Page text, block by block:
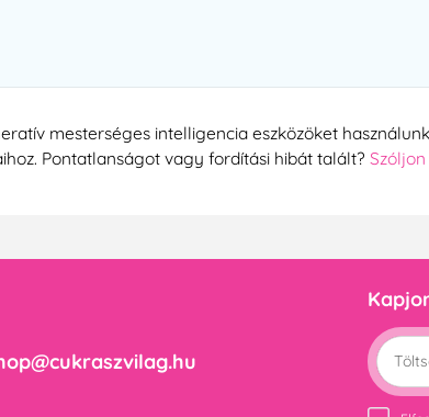
mesterséges intelligencia eszközöket
Pontatlanságot vagy fordítási hibát talált?